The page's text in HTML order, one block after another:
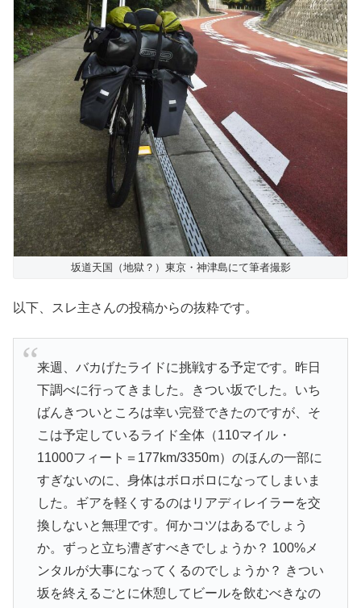
坂道天国（地獄？）東京・神津島にて筆者撮影
以下、スレ主さんの投稿からの抜粋です。
来週、バカげたライドに挑戦する予定です。昨日
下調べに行ってきました。きつい坂でした。いち
ばんきついところは幸い完登できたのですが、そ
こは予定しているライド全体（110マイル・
11000フィート＝177km/3350m）のほんの一部に
すぎないのに、身体はボロボロになってしまいま
した。ギアを軽くするのはリアディレイラーを交
換しないと無理です。何かコツはあるでしょう
か。ずっと立ち漕ぎすべきでしょうか？ 100%メ
ンタルが大事になってくるのでしょうか？ きつい
坂を終えるごとに休憩してビールを飲むべきなの